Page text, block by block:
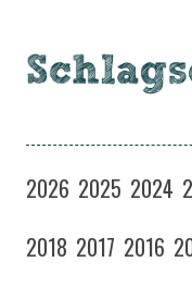
2026 2025 2024
2018 2017 2016